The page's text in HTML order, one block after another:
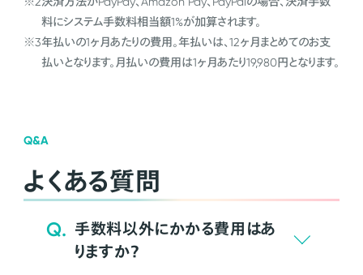
料にシステム手数料相当額1%が加算されます。
※3年払いの1ヶ月あたりの費用。年払いは、12ヶ月まとめてのお支
払いとなります。月払いの費用は1ヶ月あたり19,980円となります。
Q&A
よくある質問
Q. 手数料以外にかかる費用はあ
りますか？